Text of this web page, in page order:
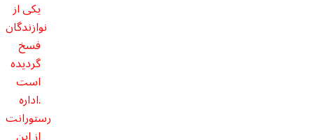
یکی از
نوازندگان
فسخ
گردیده
است
.اداره
رستورانت